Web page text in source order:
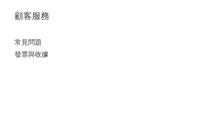
顧客服務
常見問題
發票與收據